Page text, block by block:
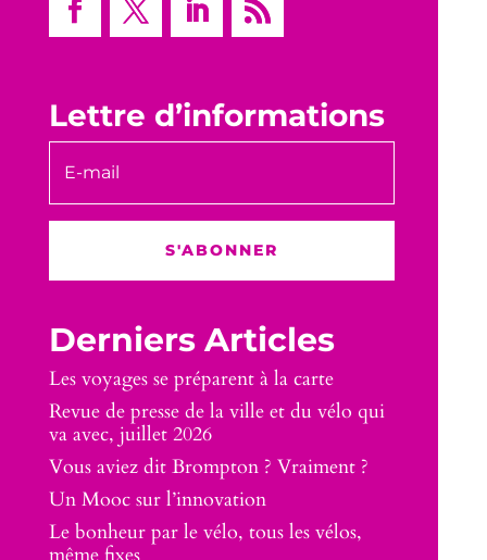
Lettre d’informations
S'ABONNER
Derniers Articles
Les voyages se préparent à la carte
Revue de presse de la ville et du vélo qui
va avec, juillet 2026
Vous aviez dit Brompton ? Vraiment ?
Un Mooc sur l’innovation
Le bonheur par le vélo, tous les vélos,